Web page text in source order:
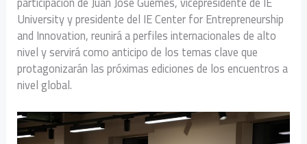
University y presidente del IE Center for Entrepreneurship
and Innovation, reunirá a perfiles internacionales de alto
nivel y servirá como anticipo de los temas clave que
protagonizarán las próximas ediciones de los encuentros a
nivel global.